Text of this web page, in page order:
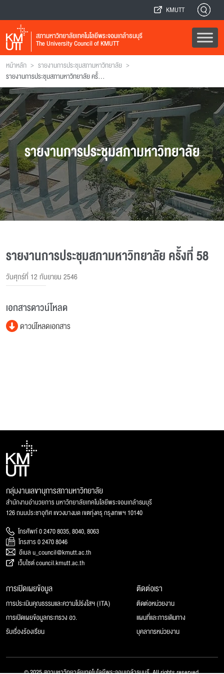
KMUTT
สภามหาวิทยาลัยเทคโนโลยีพระจอมเกล้าธนบุรี
The University Council of KMUTT
หน้าหลัก > รายงานการประชุมสภามหาวิทยาลัย >
รายงานการประชุมสภามหาวิทยาลัย ครั้งที่ 58
รายงานการประชุมสภามหาวิทยาลัย
รายงานการประชุมสภามหาวิทยาลัย ครั้งที่ 58
วันศุกร์ที่ 12 กันยายน 2546
เอกสารดาวน์โหลด
ดาวน์โหลดเอกสาร
กลุ่มงานเลขานุการสภามหาวิทยาลัย
สำนักงานอำนวยการ มหาวิทยาลัยเทคโนโลยีพระจอมเกล้าธนบุรี
126 ถนนประชาอุทิศ แขวงบางมด เขตทุ่งครุ กรุงเทพฯ 10140
โทรศัพท์ 0 2470 8035, 8040, 8063
โทรสาร 0 2470 8046
อีเมล u_council@kmutt.ac.th
เว็บไซต์ council.kmutt.ac.th
การเปิดเผยข้อมูล
การประเมินคุณธรรมและความโปร่งใสฯ (ITA)
การเปิดเผยข้อมูลกระทรวง อว.
รับเรื่องร้องเรียน
ติดต่อเรา
ติดต่อหน่วยงาน
แผนที่และการเดินทาง
บุคลากรหน่วยงาน